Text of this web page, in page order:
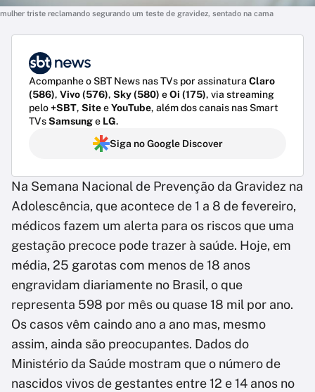
mulher triste reclamando segurando um teste de gravidez, sentado na cama
Acompanhe o SBT News nas TVs por assinatura Claro
(586), Vivo (576), Sky (580) eOi (175), via streaming
pelo+SBT, SiteeYouTube, além dos canais nas Smart
TVsSamsunge LG.
Siga no Google Discover
Na Semana Nacional de Prevenção da Gravidez na
Adolescência, que acontece de 1 a 8 de fevereiro,
médicos fazem um alerta para os riscos que uma
gestação precoce pode trazer à saúde. Hoje, em
média, 25 garotas com menos de 18 anos
engravidam diariamente no Brasil, o que
representa 598 por mês ou quase 18 mil por ano.
Os casos vêm caindo ano a ano mas, mesmo
assim, ainda são preocupantes. Dados do
Ministério da Saúde mostram que o número de
nascidos vivos de gestantes entre 12 e 14 anos no